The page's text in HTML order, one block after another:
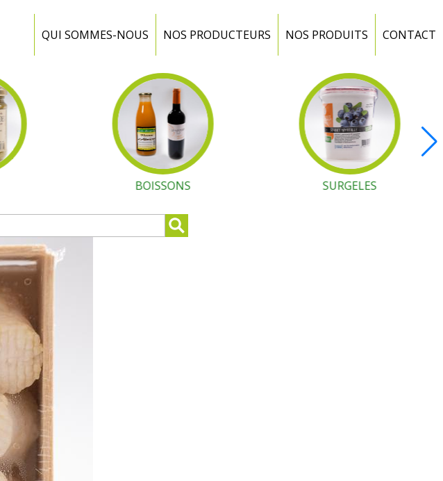
QUI SOMMES-NOUS NOS PRODUCTEURS NOS PRODUITS CONTACT
BOISSONS SURGELES